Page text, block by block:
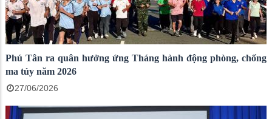
Phú Tân ra quân hưởng ứng Tháng hành động phòng, chống
ma túy năm 2026
27/06/2026